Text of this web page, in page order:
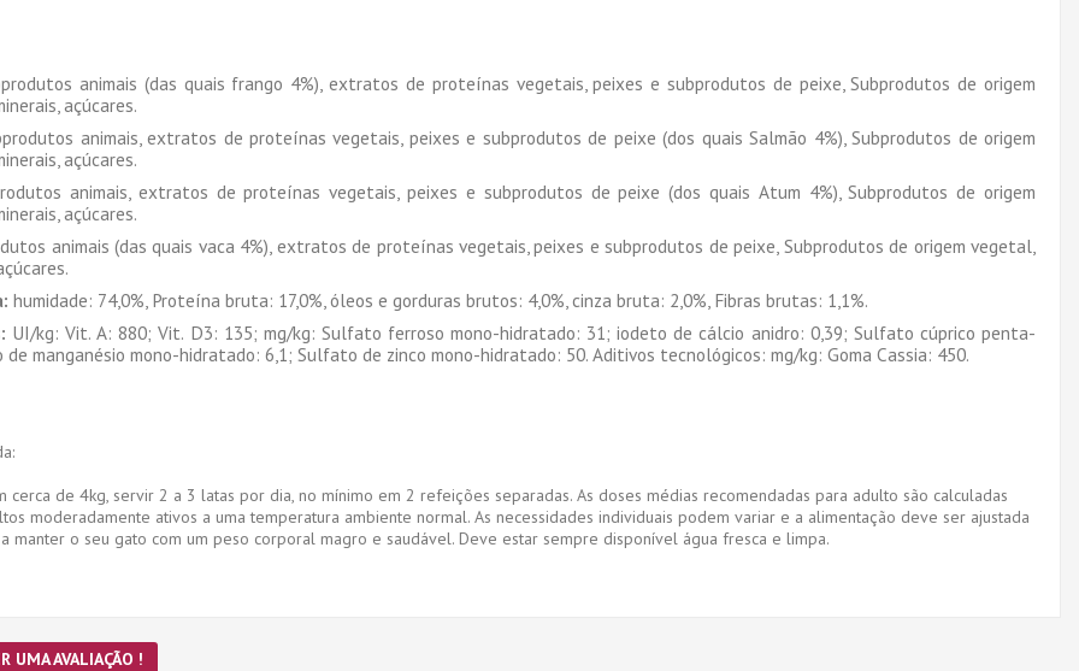
animais (das quais frango 4%), extratos de proteínas vegetais, peixes e subprodutos de peixe, Subprodutos de origem
açúcares.
animais, extratos de proteínas vegetais, peixes e subprodutos de peixe (dos quais Salmão 4%), Subprodutos de origem
açúcares.
animais, extratos de proteínas vegetais, peixes e subprodutos de peixe (dos quais Atum 4%), Subprodutos de origem
açúcares.
animais (das quais vaca 4%), extratos de proteínas vegetais, peixes e subprodutos de peixe, Subprodutos de origem vegetal,
humidade: 74,0%, Proteína bruta: 17,0%, óleos e gorduras brutos: 4,0%, cinza bruta: 2,0%, Fibras brutas: 1,1%.
UI/kg: Vit. A: 880; Vit. D3: 135; mg/kg: Sulfato ferroso mono-hidratado: 31; iodeto de cálcio anidro: 0,39; Sulfato cúprico penta-
manganésio mono-hidratado: 6,1; Sulfato de zinco mono-hidratado: 50. Aditivos tecnológicos: mg/kg: Goma Cassia: 450.
cerca de 4kg, servir 2 a 3 latas por dia, no mínimo em 2 refeições separadas. As doses médias recomendadas para adulto são calculadas
moderadamente ativos a uma temperatura ambiente normal. As necessidades individuais podem variar e a alimentação deve ser ajustada
manter o seu gato com um peso corporal magro e saudável. Deve estar sempre disponível água fresca e limpa.
UMA AVALIAÇÃO !